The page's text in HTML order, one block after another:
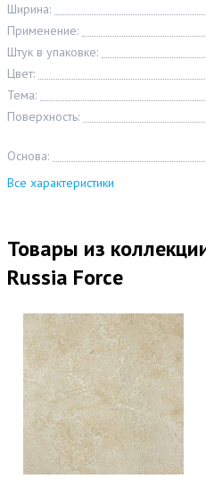
Ширина:
Применение:
Штук в упаковке:
Цвет:
Тема:
Поверхность:
Основа:
Все характеристики
Товары из
Russia Force